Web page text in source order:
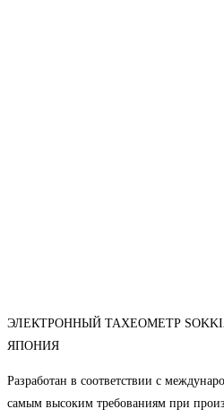
ЭЛЕКТРОННЫЙ ТАХЕОМЕТР
ЯПОНИЯ
Разработан в соответствии с
самым высоким требованиям при